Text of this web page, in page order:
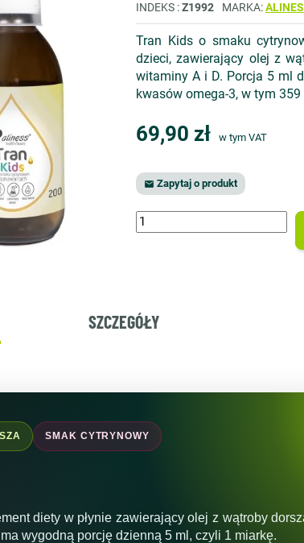
INDEKS Z1992 MARKA
Tran Kids o smaku
dzieci, zawierający olej z
witaminy A i D. Porcja 5 ml
kwasów omega-3, w tym
69,90 zł w tym VAT
 Zapytaj o produkt
SZCZEGÓŁY
SMAK CYTRYNOWY
diety w płynie zawierający olej z wątroby
wygodną porcję dzienną 5 ml, czyli 1 miarkę.